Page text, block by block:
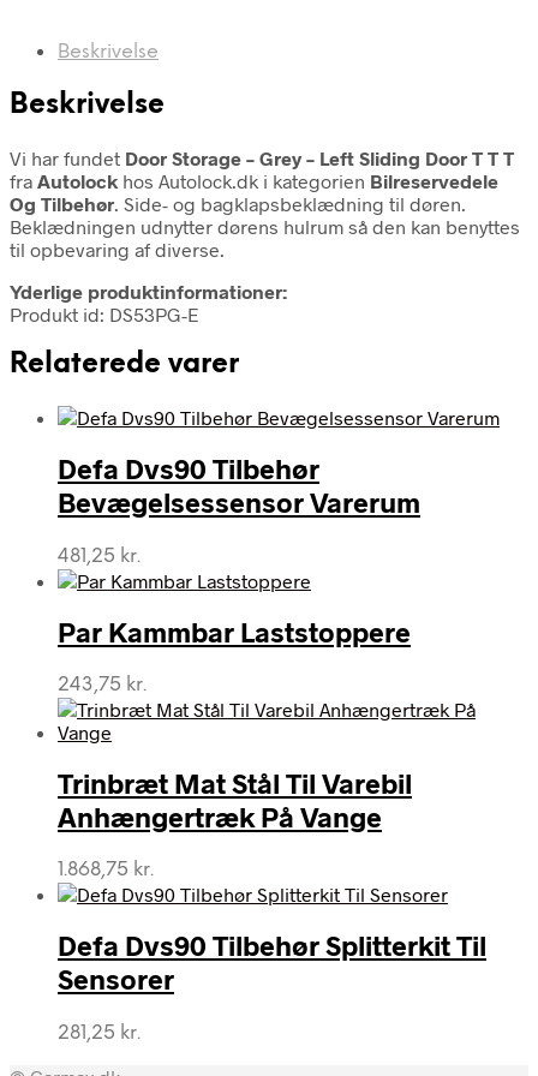
Beskrivelse
Beskrivelse
Vi har fundet Door Storage – Grey – Left Sliding Door T T T
fra Autolock hos Autolock.dk i kategorien Bilreservedele
Og Tilbehør. Side- og bagklapsbeklædning til døren.
Beklædningen udnytter dørens hulrum så den kan benyttes
til opbevaring af diverse.
Yderlige produktinformationer:
Produkt id: DS53PG-E
Relaterede varer
Defa Dvs90 Tilbehør
Bevægelsessensor Varerum
481,25 kr.
Par Kammbar Laststoppere
243,75 kr.
Trinbræt Mat Stål Til Varebil
Anhængertræk På Vange
1.868,75 kr.
Defa Dvs90 Tilbehør Splitterkit Til
Sensorer
281,25 kr.